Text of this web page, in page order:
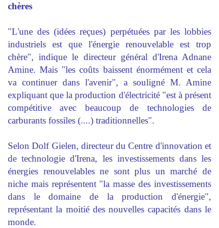
chères
"L'une des (idées reçues) perpétuées par les lobbies
industriels est que l'énergie renouvelable est trop
chère", indique le directeur général d'Irena Adnane
Amine. Mais "les coûts baissent énormément et cela
va continuer dans l'avenir", a souligné M. Amine
expliquant que la production d'électricité "est à présent
compétitive avec beaucoup de technologies de
carburants fossiles (....) traditionnelles".
Selon Dolf Gielen, directeur du Centre d'innovation et
de technologie d'Irena, les investissements dans les
énergies renouvelables ne sont plus un marché de
niche mais représentent "la masse des investissements
dans le domaine de la production d'énergie",
représentant la moitié des nouvelles capacités dans le
monde.